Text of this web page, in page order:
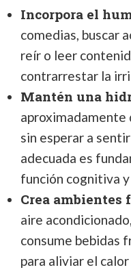
Incorpora el
comedias, buscar
reír o leer
contrarrestar la
Mantén una
aproximadamente
sin esperar a
adecuada es
función cognitiva
Crea ambientes
aire
consume bebidas
para aliviar el